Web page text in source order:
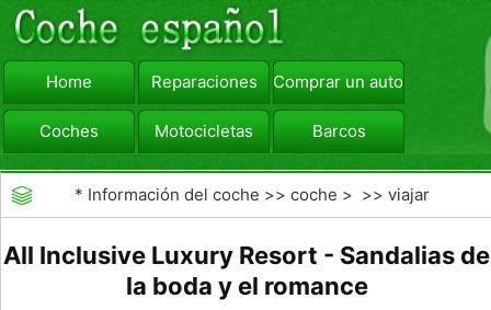
Home Reparaciones Comprar un automóvil
Coches Motocicletas Barcos
viajar Camiones
* Información del coche >>coche > >>viajar
All Inclusive Luxury Resort - Sandalias de
la boda y el romance